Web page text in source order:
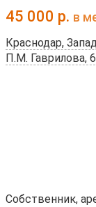
45 000 р. в
Краснодар,
П.М. Гаврилова,
Собственник,